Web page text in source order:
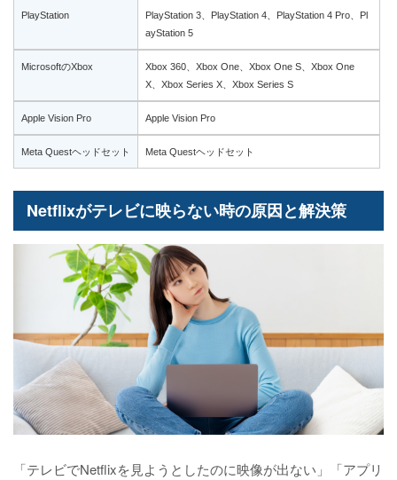
PlayStation
PlayStation 3、PlayStation 4、PlayStation 4 Pro、Pl
ayStation 5
MicrosoftのXbox
Xbox 360、Xbox One、Xbox One S、Xbox One
X、Xbox Series X、Xbox Series S
Apple Vision Pro Apple Vision Pro
Meta Questヘッドセット Meta Questヘッドセット
Netflixがテレビに映らない時の原因と解決策
「テレビでNetflixを見ようとしたのに映像が出ない」「アプリ